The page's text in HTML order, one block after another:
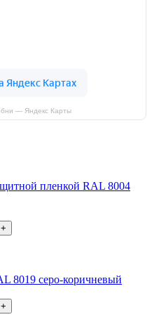
— Яндекс Карты
пленкой RAL 8004
+
8019 серо-коричневый
+